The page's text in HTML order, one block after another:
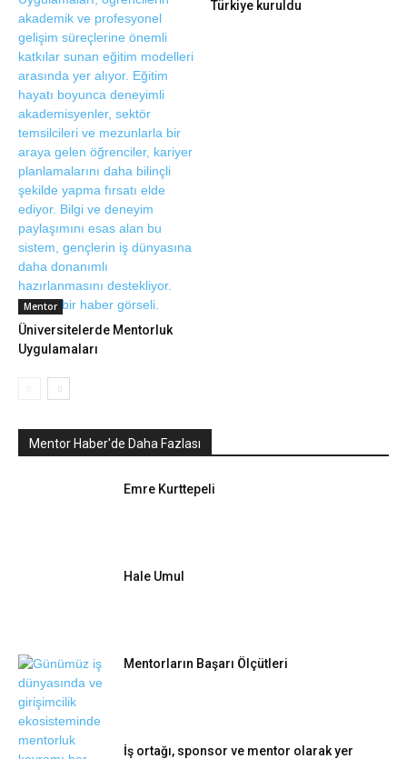
Mentor
Üniversitelerde Mentorluk
Uygulamaları
Türkiye kuruldu
Mentor Haber'de Daha Fazlası
Emre Kurttepeli
Hale Umul
Mentorların Başarı Ölçütleri
İş ortağı, sponsor ve mentor olarak yer